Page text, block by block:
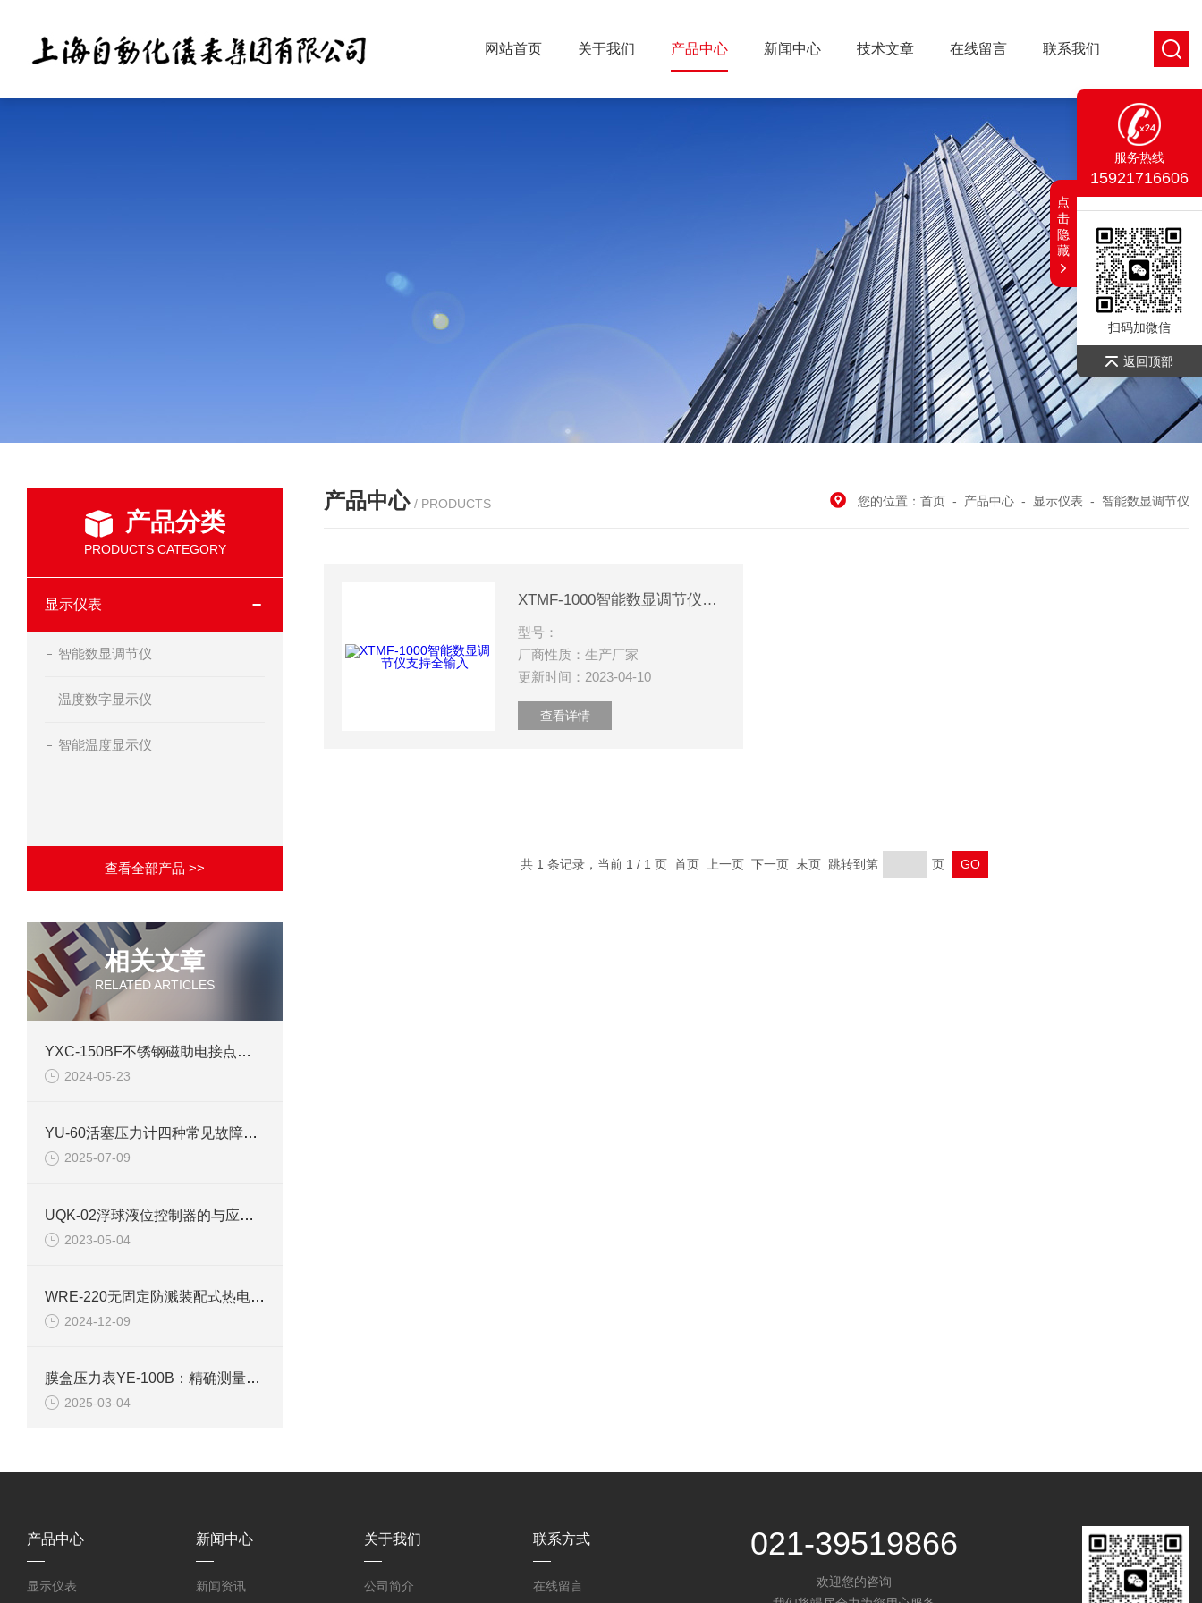
网站首页 关于我们 产品中心 新闻中心 技术文章 在线留言 联系我们
产品分类
PRODUCTS CATEGORY
显示仪表
智能数显调节仪
温度数字显示仪
智能温度显示仪
查看全部产品 >>
相关文章
RELATED ARTICLES
YXC-150BF不锈钢磁助电接点压力表产品介绍
2024-05-23
YU-60活塞压力计四种常见故障的原因及排除方法
2025-07-09
UQK-02浮球液位控制器的与应用范围
2023-05-04
WRE-220无固定防溅装配式热电偶使用说明
2024-12-09
膜盒压力表YE-100B：精确测量的隐形英雄
2025-03-04
产品中心 / PRODUCTS 您的位置： 首页 - 产品中心 - 显示仪表 - 智能数显调节仪
XTMF-1000智能数显调节仪支持全输入
型号：
厂商性质：生产厂家
更新时间：2023-04-10
查看详情
共 1 条记录，当前 1 / 1 页 首页 上一页 下一页 末页 跳转到第 页
产品中心
显示仪表
新闻中心
新闻资讯
关于我们
公司简介
联系方式
在线留言
021-39519866
欢迎您的咨询
服务热线
15921716606
扫码加微信
返回顶部
点
击
隐
藏